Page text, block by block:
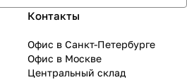
Контакты
Офис в Санкт-Петербурге
Офис в Москве
Центральный склад